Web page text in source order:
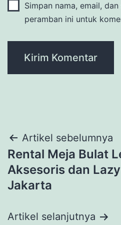
Simpan nama, email,
peramban ini untuk
Navigasi
pos
Artikel sebelumnya
Rental Meja Bulat
Aksesoris dan
Jakarta
Artikel selanjutnya